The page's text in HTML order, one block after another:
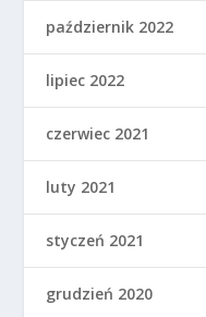
październik 2022
lipiec 2022
czerwiec 2021
luty 2021
styczeń 2021
grudzień 2020